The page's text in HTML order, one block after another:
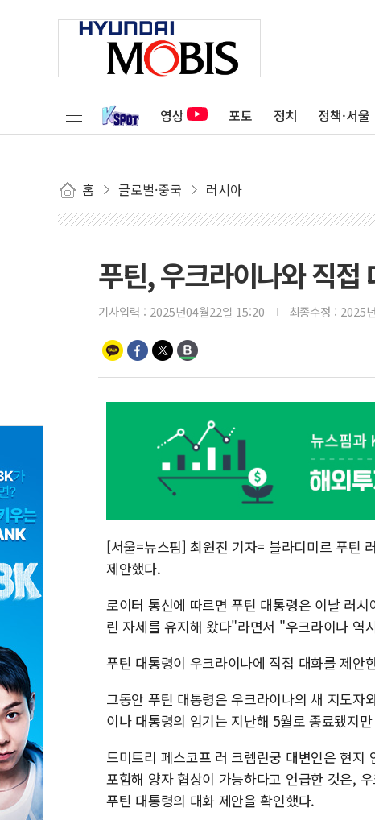
영상 포토 정치 정책·서울
홈 글로벌·중국 러시아
푸틴, 우크라이나와 직접
기사입력 : 2025년04월22일 15:20 최종수정 : 2025
[서울=뉴스핌] 최원진 기자= 블라디미르 푸틴
제안했다.
로이터 통신에 따르면 푸틴 대통령은 이날 러
린 자세를 유지해 왔다"라면서 "우크라이나 역
푸틴 대통령이 우크라이나에 직접 대화를 제안
그동안 푸틴 대통령은 우크라이나의 새 지도
이나 대통령의 임기는 지난해 5월로 종료됐지
드미트리 페스코프 러 크렘린궁 대변인은 현
포함해 양자 협상이 가능하다고 언급한 것은,
푸틴 대통령의 대화 제안을 확인했다.